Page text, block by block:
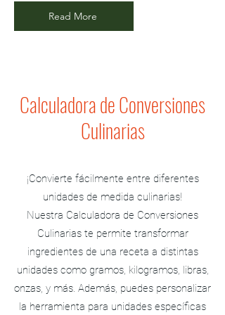
Read More
Calculadora de Conversiones
Culinarias
¡Convierte fácilmente entre diferentes
unidades de medida culinarias!
Nuestra Calculadora de Conversiones
Culinarias te permite transformar
ingredientes de una receta a distintas
unidades como gramos, kilogramos, libras,
onzas, y más. Además, puedes personalizar
la herramienta para unidades específicas